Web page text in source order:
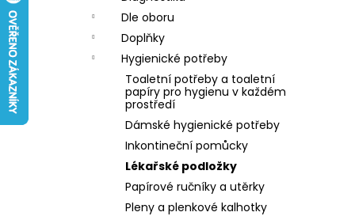
Dle oboru
Doplňky
Hygienické potřeby
Toaletní potřeby a toaletní
papíry pro hygienu v každém
prostředí
Dámské hygienické potřeby
Inkontineční pomůcky
Lékařské podložky
Papírové ručníky a utěrky
Pleny a plenkové kalhotky